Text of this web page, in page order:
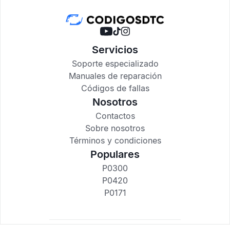
Servicios
Soporte especializado
Manuales de reparación
Códigos de fallas
Nosotros
Contactos
Sobre nosotros
Términos y condiciones
Populares
P0300
P0420
P0171